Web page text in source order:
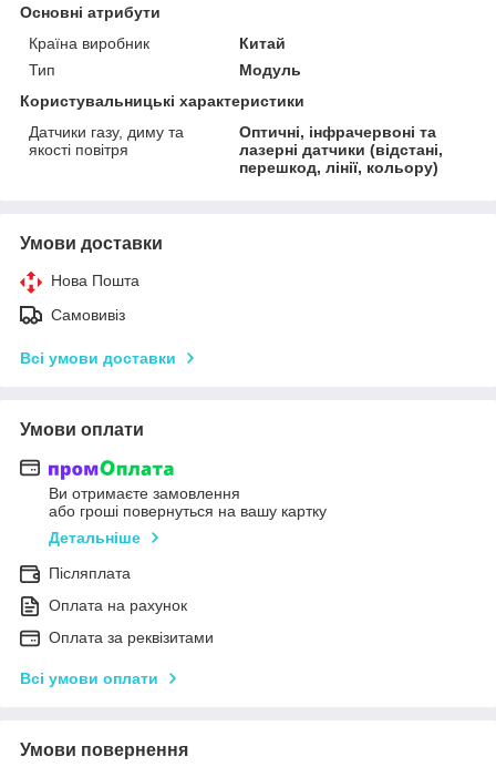
Основні атрибути
Країна виробник
Китай
Тип
Модуль
Користувальницькі характеристики
Датчики газу, диму та
якості повітря
Оптичні, інфрачервоні та
лазерні датчики (відстані,
перешкод, лінії, кольору)
Умови доставки
Нова Пошта
Самовивіз
Всі умови доставки
Умови оплати
Ви отримаєте замовлення
або гроші повернуться на вашу картку
Детальніше
Післяплата
Оплата на рахунок
Оплата за реквізитами
Всі умови оплати
Умови повернення